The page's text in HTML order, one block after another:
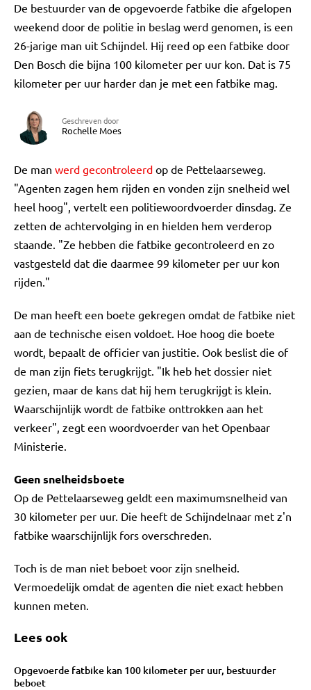
De bestuurder van de opgevoerde fatbike die afgelopen
weekend door de politie in beslag werd genomen, is een
26-jarige man uit Schijndel. Hij reed op een fatbike door
Den Bosch die bijna 100 kilometer per uur kon. Dat is 75
kilometer per uur harder dan je met een fatbike mag.
Geschreven door
Rochelle Moes
De man werd gecontroleerd op de Pettelaarseweg.
"Agenten zagen hem rijden en vonden zijn snelheid wel
heel hoog", vertelt een politiewoordvoerder dinsdag. Ze
zetten de achtervolging in en hielden hem verderop
staande. "Ze hebben die fatbike gecontroleerd en zo
vastgesteld dat die daarmee 99 kilometer per uur kon
rijden."
De man heeft een boete gekregen omdat de fatbike niet
aan de technische eisen voldoet. Hoe hoog die boete
wordt, bepaalt de officier van justitie. Ook beslist die of
de man zijn fiets terugkrijgt. "Ik heb het dossier niet
gezien, maar de kans dat hij hem terugkrijgt is klein.
Waarschijnlijk wordt de fatbike onttrokken aan het
verkeer", zegt een woordvoerder van het Openbaar
Ministerie.
Geen snelheidsboete
Op de Pettelaarseweg geldt een maximumsnelheid van
30 kilometer per uur. Die heeft de Schijndelnaar met z'n
fatbike waarschijnlijk fors overschreden.
Toch is de man niet beboet voor zijn snelheid.
Vermoedelijk omdat de agenten die niet exact hebben
kunnen meten.
Lees ook
Opgevoerde fatbike kan 100 kilometer per uur, bestuurder
beboet